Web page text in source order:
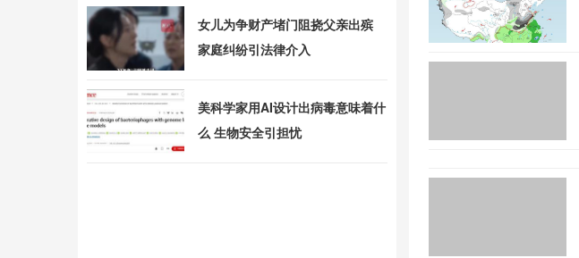
女儿为争财产堵门阻挠父亲出殡
家庭纠纷引法律介入
美科学家用AI设计出病毒意味着什
么 生物安全引担忧